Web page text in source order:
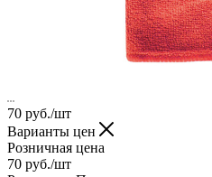
70 руб./шт
Варианты цен
Розничная цена
70 руб./шт